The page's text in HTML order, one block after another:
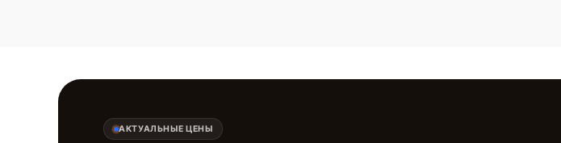
АКТУАЛЬНЫЕ ЦЕНЫ